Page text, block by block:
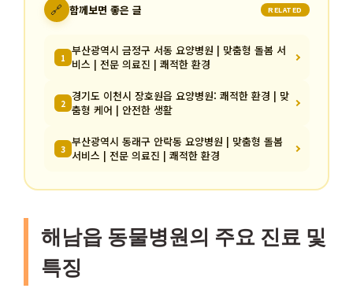
🔗 함께보면 좋은 글 RELATED
1 부산광역시 금정구 서동 요양병원 | 맞춤형 돌봄 서
비스 | 전문 의료진 | 쾌적한 환경
2 경기도 이천시 장호원읍 요양병원: 쾌적한 환경 | 맞
춤형 케어 | 안전한 생활
3 부산광역시 동래구 안락동 요양병원 | 맞춤형 돌봄
서비스 | 전문 의료진 | 쾌적한 환경
해남읍 동물병원의 주요 진료 및
특징